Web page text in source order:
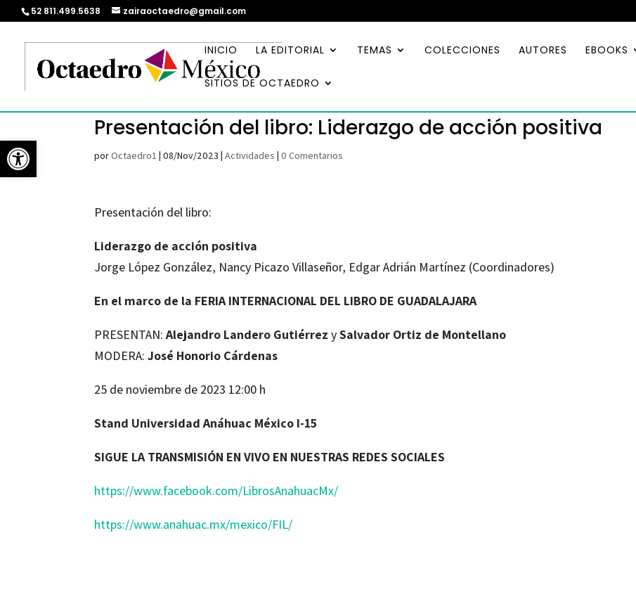
Abrir barra de herramientas
52 811.499.5638 zairaoctaedro@gmail.com
INICIO LA EDITORIAL TEMAS COLECCIONES AUTORES EBOOKS
SITIOS DE OCTAEDRO
Presentación del libro: Liderazgo de acción positiva
porOctaedro1 |08/Nov/2023 |Actividades |0 Comentarios
Presentación del libro:
Liderazgo de acción positiva
Jorge López González, Nancy Picazo Villaseñor, Edgar Adrián Martínez (Coordinadores)
En el marco de la FERIA INTERNACIONAL DEL LIBRO DE GUADALAJARA
PRESENTAN:Alejandro Landero Gutiérrez ySalvador Ortiz de Montellano
MODERA:José Honorio Cárdenas
25 de noviembre de 2023 12:00 h
Stand Universidad Anáhuac México I-15
SIGUE LA TRANSMISIÓN EN VIVO EN NUESTRAS REDES SOCIALES
https://www.facebook.com/LibrosAnahuacMx/
https://www.anahuac.mx/mexico/FIL/